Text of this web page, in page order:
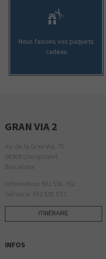
Nous faisons vos paquets
cadeau
GRAN VIA 2
Av. de la Gran Via, 75
08908 L'Hospitalet
Barcelona
Information: 932 591 762.
Gérance: 932 591 572.
ITINÉRAIRE
INFOS